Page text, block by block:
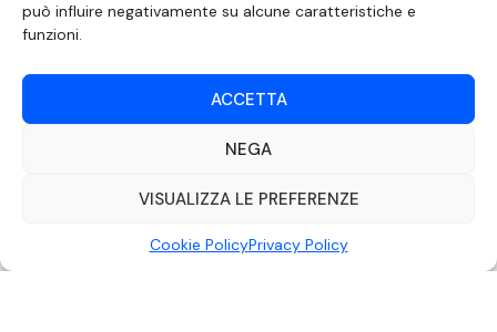
può influire negativamente su alcune caratteristiche e
funzioni.
ACCETTA
NEGA
VISUALIZZA LE PREFERENZE
Cookie PolicyPrivacy Policy
DOCUMENTO REDATTO AI SENSI DELL’ART. 6 DEL DECRETO DEL MINISTRO
AUTOREGOLAMENTAZIONE IN MATERIA DI ATTUAZIONE DEL PRINCIPIO DEL
©2022 Video Mediterraneo – Realizzato da
Tutti i diritti riservati |